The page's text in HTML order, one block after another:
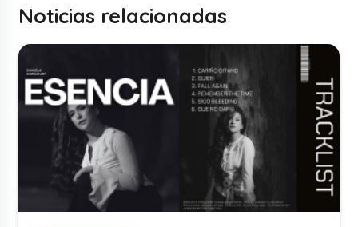
Noticias relacionadas